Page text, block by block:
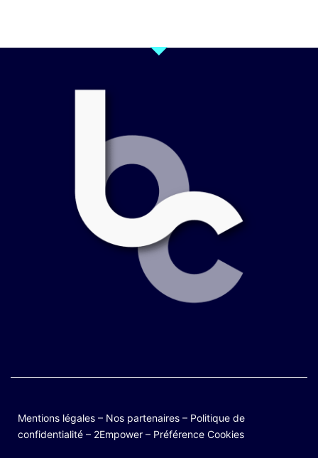
Mentions légales – Nos partenaires – Politique de
confidentialité – 2Empower – Préférence Cookies